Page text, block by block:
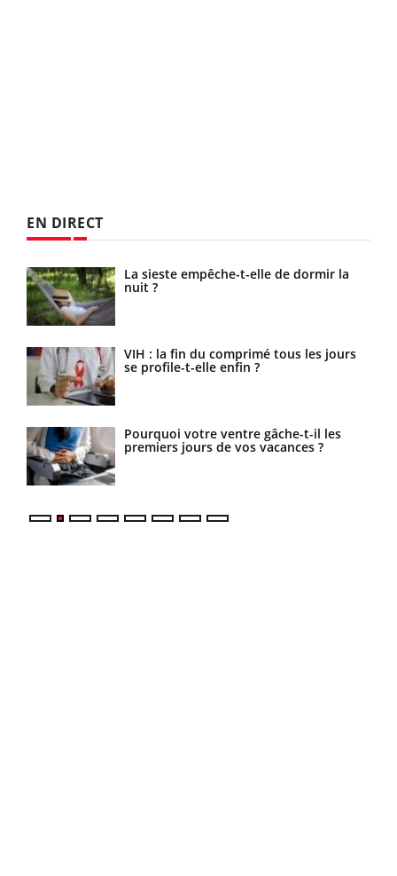
EN DIRECT
La sieste empêche-t-elle de dormir la
nuit ?
VIH : la fin du comprimé tous les jours
se profile-t-elle enfin ?
Pourquoi votre ventre gâche-t-il les
premiers jours de vos vacances ?